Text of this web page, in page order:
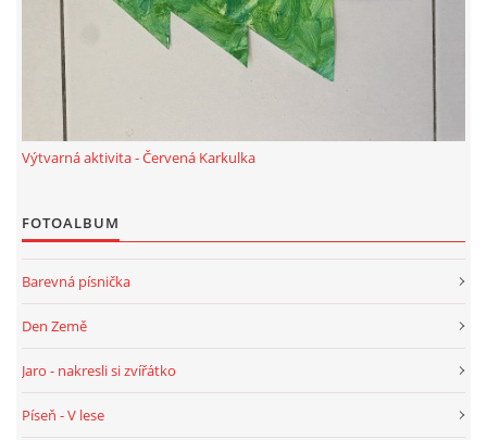
POHYBOVÉ AKTIVITY NA TÉMA JARO
PÍSNĚ K TÉMATU LÉTO
BÁSNĚ K TÉMATU LÉTO
PÍSNĚ K TÉMATU PODZIM
POHYBOVÉ AKTIVITY NA TÉMA PODZIM
Výtvarná aktivita - Červená Karkulka
FOTOALBUM
Barevná písnička
Den Země
Jaro - nakresli si zvířátko
Píseň - V lese